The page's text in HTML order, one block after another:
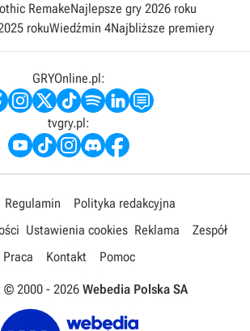
RemakeNajlepsze gry 2026 roku
rokuWiedźmin 4Najbliższe premiery
GRYOnline.pl:
tvgry.pl:
Regulamin
Polityka redakcyjna
Ustawienia cookies Reklama
Zespół
Praca
Kontakt Pomoc
© 2000 - 2026 Webedia Polska SA